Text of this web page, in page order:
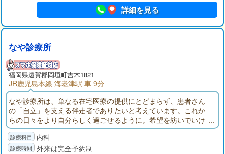
詳細を見る
なや診療所
福岡県遠賀郡岡垣町吉木1821
JR鹿児島本線 海老津駅 車 9分
なや診療所は、単なる在宅医療の提供にとどまらず、患者さん
の「自立」を支える伴走者でありたいと考えています。これか
らの日々をより自分らしく過ごせるように。希望を紡いでいけ
る身近な存在になれたら嬉しいです。私たちは最期のその時ま
で伴走し「生き抜く」を支えます。
内科
外来は完全予約制